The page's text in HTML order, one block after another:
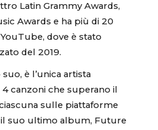
Latin Grammy Awards,
Awards e ha più di 20
dove è stato
del 2019.
è l’unica artista
canzoni che superano il
sulle piattaforme
suo ultimo album, Future